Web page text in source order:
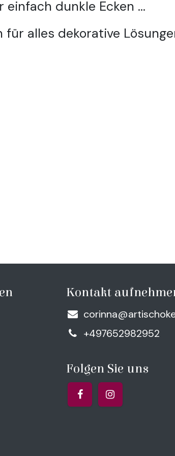
einfach dunkle Ecken ...
für alles dekorative
Kontakt
+497652982952
Folgen Sie uns